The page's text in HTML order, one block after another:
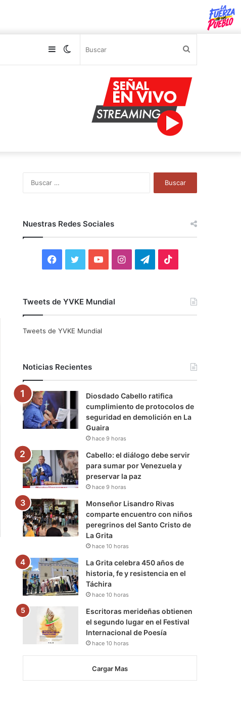
Switch
Sidebar
Nuestras Redes Sociales
F
c
o
k
i
r
Y
u
e
I
r
a
m
T
a
m
Tweets de YVKE Mundial
Tweets de YVKE Mundial
Noticias Recientes
Diosdado Cabello ratifica
cumplimiento de protocolos de
seguridad en demolición en La
Guaira
hace 9 horas
Cabello: el diálogo debe servir
para sumar por Venezuela y
preservar la paz
hace 9 horas
Monseñor Lisandro Rivas
comparte encuentro con niños
peregrinos del Santo Cristo de
La Grita
hace 10 horas
La Grita celebra 450 años de
historia, fe y resistencia en el
Táchira
hace 10 horas
Escritoras merideñas obtienen
el segundo lugar en el Festival
Internacional de Poesía
hace 10 horas
Cargar Mas